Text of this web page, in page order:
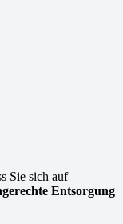
Sie sich auf
Entsorgung